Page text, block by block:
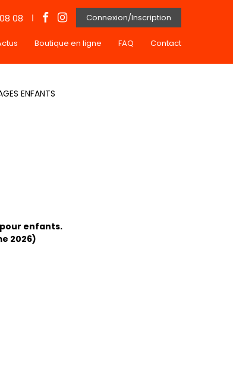
08 Connexion/Inscription
Boutique en ligne FAQ Contact
ENFANTS
enfants.
2026)